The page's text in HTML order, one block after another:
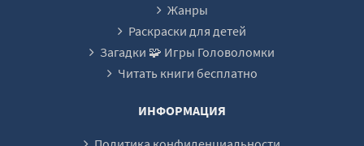
Жанры
Раскраски для детей
Загадки 🧩 Игры Головоломки
Читать книги бесплатно
ИНФОРМАЦИЯ